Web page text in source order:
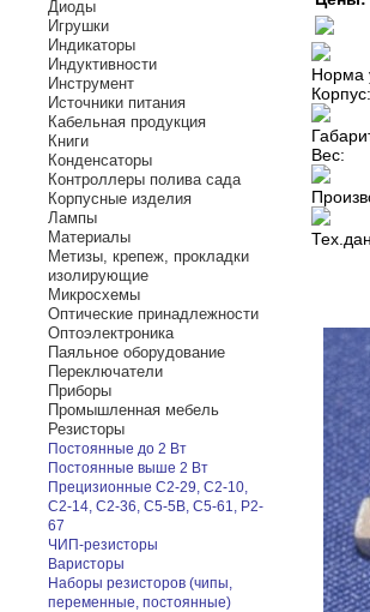
Диоды
Игрушки
Индикаторы
Индуктивности
Инструмент
Источники питания
Кабельная продукция
Книги
Конденсаторы
Контроллеры полива сада
Корпусные изделия
Лампы
Материалы
Метизы, крепеж, прокладки
изолирующие
Микросхемы
Оптические принадлежности
Оптоэлектроника
Паяльное оборудование
Переключатели
Приборы
Промышленная мебель
Резисторы
Постоянные до 2 Вт
Постоянные выше 2 Вт
Прецизионные С2-29, С2-10,
С2-14, С2-36, С5-5В, С5-61, Р2-
67
ЧИП-резисторы
Варисторы
Наборы резисторов (чипы,
переменные, постоянные)
Норма
Корпус:
Вес: